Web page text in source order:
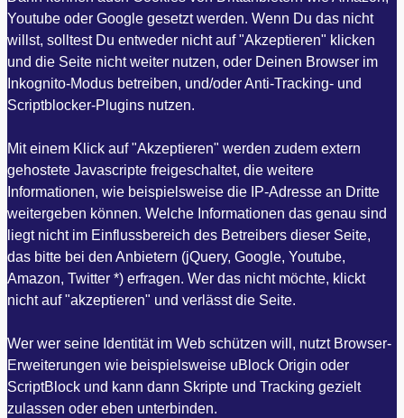
Youtube oder Google gesetzt werden. Wenn Du das nicht
willst, solltest Du entweder nicht auf "Akzeptieren" klicken
und die Seite nicht weiter nutzen, oder Deinen Browser im
Inkognito-Modus betreiben, und/oder Anti-Tracking- und
Scriptblocker-Plugins nutzen.
Mit einem Klick auf "Akzeptieren" werden zudem extern
gehostete Javascripte freigeschaltet, die weitere
Informationen, wie beispielsweise die IP-Adresse an Dritte
weitergeben können. Welche Informationen das genau sind
liegt nicht im Einflussbereich des Betreibers dieser Seite,
das bitte bei den Anbietern (jQuery, Google, Youtube,
Amazon, Twitter *) erfragen. Wer das nicht möchte, klickt
nicht auf "akzeptieren" und verlässt die Seite.
Wer wer seine Identität im Web schützen will, nutzt Browser-
Erweiterungen wie beispielsweise uBlock Origin oder
ScriptBlock und kann dann Skripte und Tracking gezielt
zulassen oder eben unterbinden.